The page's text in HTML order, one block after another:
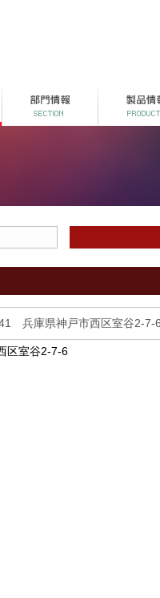
兵庫県神戸市西区室谷2-
区室谷2-7-6